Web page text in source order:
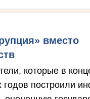
вместо
которые в
годов построили